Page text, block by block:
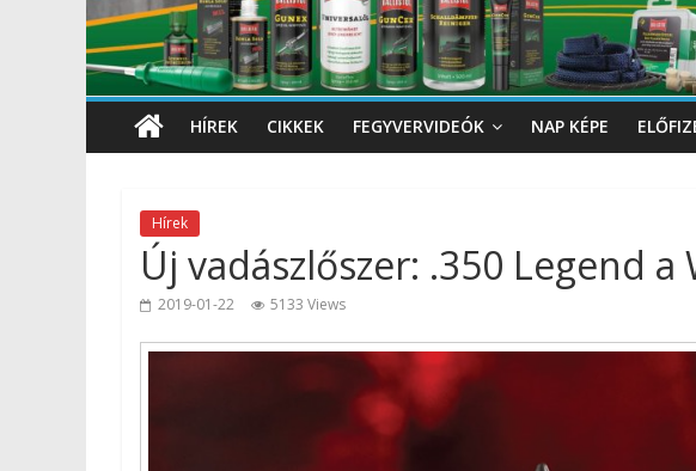
HÍREK CIKKEK FEGYVERVIDEÓK NAP KÉPE
Hírek
Új vadászlőszer: .350 Legend
2019-01-22 5133 Views